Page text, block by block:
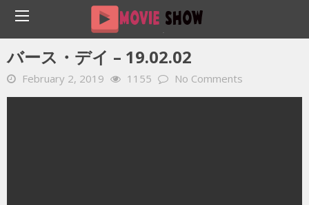
Home YOUTUBE 動画 毎日 バース・デイ – 19.02.02
バース・デイ – 19.02.02
February 2, 2019 1155 No Comments